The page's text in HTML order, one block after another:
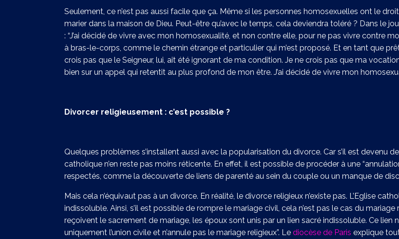
Seulement, ce n’est pas aussi facile que ça. Même si les personnes homosexuelles ont le
marier dans la maison de Dieu. Peut-être qu’avec le temps, cela deviendra toléré ? Dans le
: “J’ai décidé de vivre avec mon homosexualité, et non contre elle, pour ne pas vivre contre
à bras-le-corps, comme le chemin étrange et particulier qui m’est proposé. Et en tant que
crois pas que le Seigneur, lui, ait été ignorant de ma condition. Je ne crois pas que ma
bien sur un appel qui retentit au plus profond de mon être. J’ai décidé de vivre mon
Divorcer religieusement : c’est possible ?
Quelques problèmes s’installent aussi avec la popularisation du divorce. Car s’il est devenu
catholique n’en reste pas moins réticente. En effet, il est possible de procéder à une
respectés, comme la découverte de liens de parenté au sein du couple ou un manque de
Mais cela n’équivaut pas à un divorce. En réalité, le divorce religieux n’existe pas. L’Eglise
indissoluble. Ainsi, s’il est possible de rompre le mariage civil, cela n’est pas le cas du mariage
reçoivent le sacrement de mariage, les époux sont unis par un lien sacré indissoluble. Ce
uniquement l’union civile et n’annule pas le mariage religieux”. Le diocèse de Paris explique